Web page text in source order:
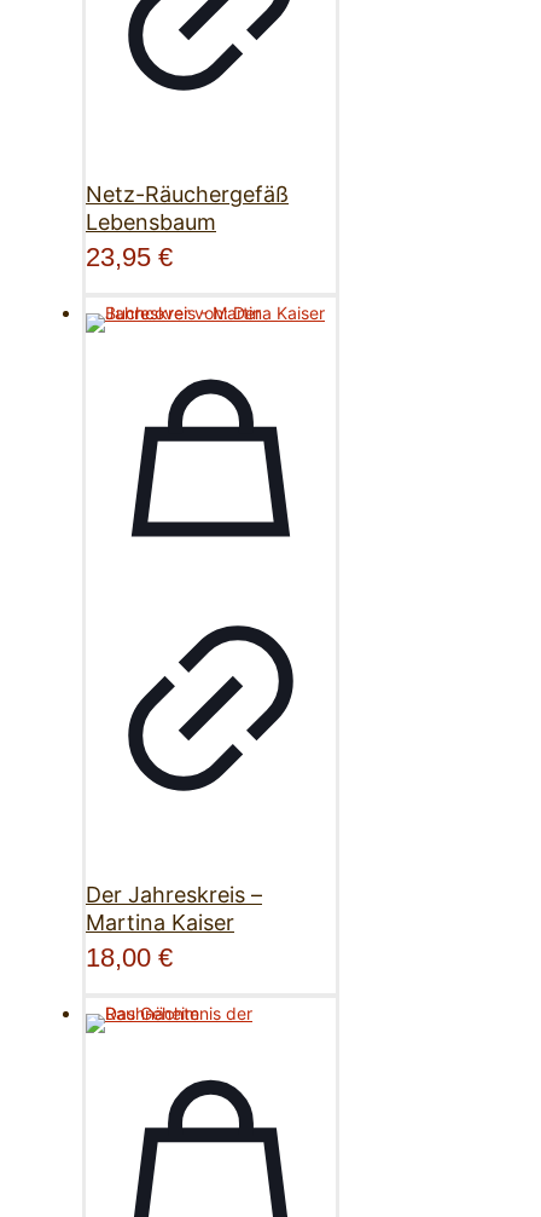
Netz-Räuchergefäß
Lebensbaum
23,95 €
Der Jahreskreis –
Martina Kaiser
18,00 €